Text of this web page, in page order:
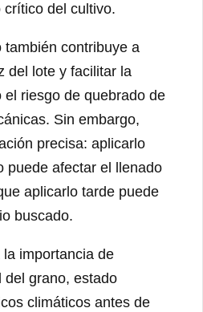
del cultivo.
también contribuye a
del lote y facilitar la
riesgo de quebrado de
Sin embargo,
precisa: aplicarlo
puede afectar el llenado
aplicarlo tarde puede
buscado.
importancia de
del grano, estado
climáticos antes de